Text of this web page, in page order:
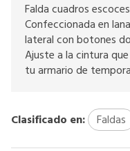
Falda cuadros
Confeccionada en
lateral con botones
Ajuste a la cintura
tu armario de
Clasificado en: Faldas